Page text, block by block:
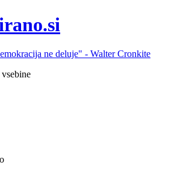
ne deluje" - Walter Cronkite